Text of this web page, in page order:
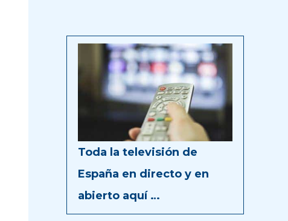
Toda la televisión de
España en directo y en
abierto aquí …